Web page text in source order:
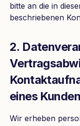
bitte an die in
beschriebenen
2.
eines
Wir erheben